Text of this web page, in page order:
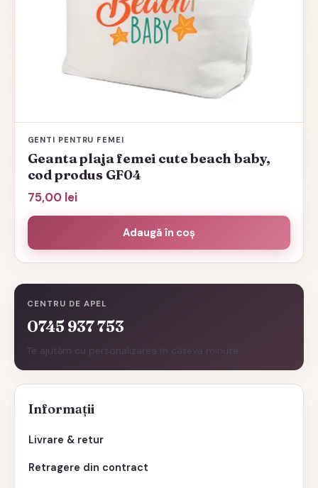
CENTRU DE APEL
0745 937 753
Te ajutăm cu personalizarea în câteva minute.
Informații
Livrare & retur
Retragere din contract
GENTI PENTRU FEMEI
Geanta plaja femei cute beach baby,
cod produs GF04
75,00 lei
Adaugă în coș